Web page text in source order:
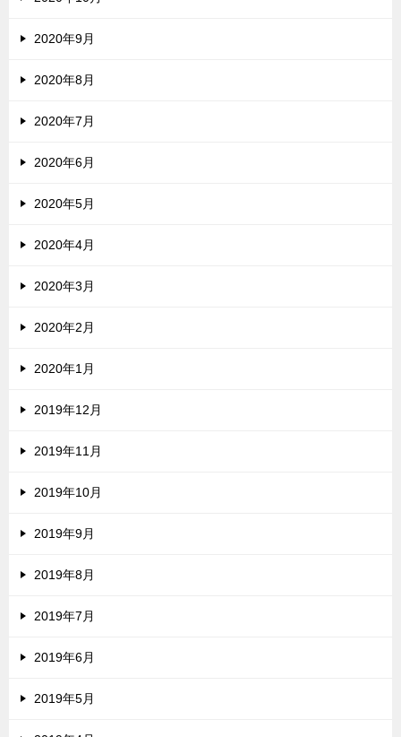
2020年9月
2020年8月
2020年7月
2020年6月
2020年5月
2020年4月
2020年3月
2020年2月
2020年1月
2019年12月
2019年11月
2019年10月
2019年9月
2019年8月
2019年7月
2019年6月
2019年5月